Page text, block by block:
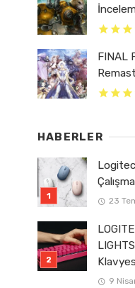
FINAL
HABERLER
23
9